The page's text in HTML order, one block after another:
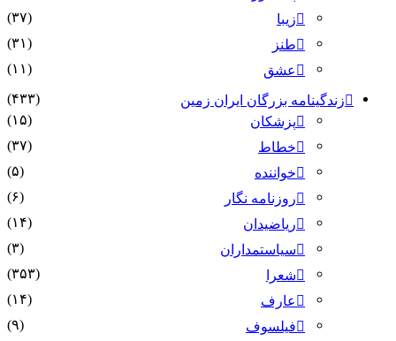
زیبا
(۳۷)
طنز
(۳۱)
عشق
(۱۱)
زندگینامه بزرگان ایران زمین
(۴۳۳)
پزشکان
(۱۵)
خطاط
(۳۷)
خواننده
(۵)
روزنامه نگار
(۶)
ریاضیدان
(۱۴)
سیاستمداران
(۳)
شعرا
(۳۵۳)
عارف
(۱۴)
فیلسوف
(۹)